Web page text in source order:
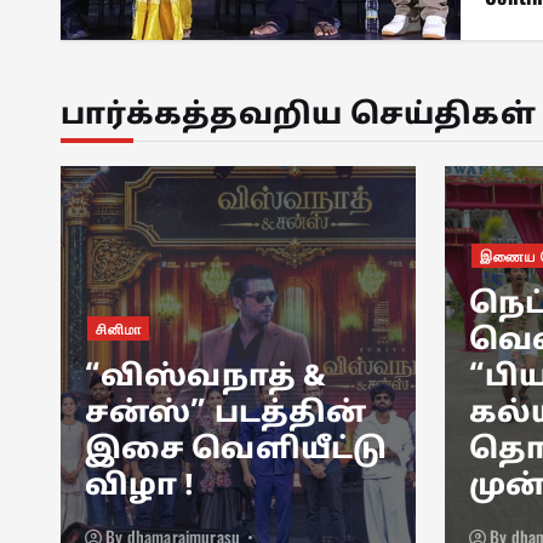
பார்க்கத்தவறிய செய்திகள்
சினிமா
“விஸ்வநாத் &
சன்ஸ்” படத்தின்
இசை வெளியீட்டு
விழா !
Bydhamaraimurasu
இணைய
By